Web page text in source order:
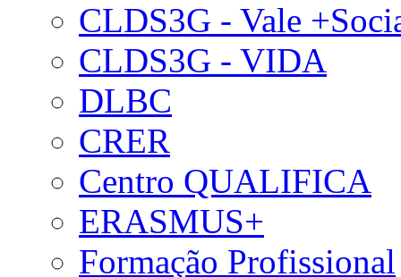
CLDS3G - Vale
CLDS3G - VIDA
DLBC
CRER
Centro QUALIFICA
ERASMUS+
Formação Profissional